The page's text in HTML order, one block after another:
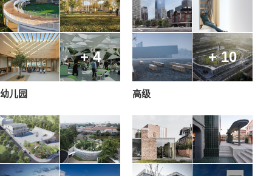
+ 4
幼儿园
+ 10
高级